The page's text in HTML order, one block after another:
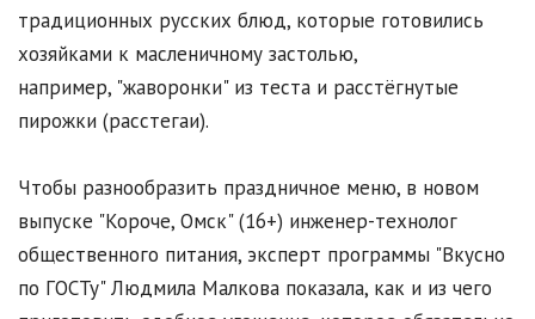
традиционных русских блюд, которые готовились
хозяйками к масленичному застолью,
например, "жаворонки" из теста и расстёгнутые
пирожки (расстегаи).
Чтобы разнообразить праздничное меню, в новом
выпуске "Короче, Омск" (16+) инженер-технолог
общественного питания, эксперт программы "Вкусно
по ГОСТу" Людмила Малкова показала, как и из чего